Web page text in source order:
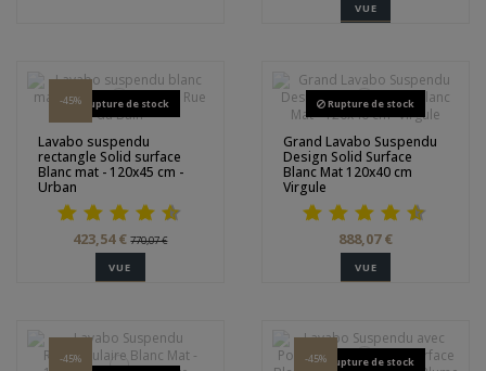
VUE
-45%Rupture de stock
Lavabo suspendu
rectangle Solid surface
Blanc mat - 120x45 cm -
Urban
423,54 €770,07 €
VUE
Rupture de stock
Grand Lavabo Suspendu
Design Solid Surface
Blanc Mat 120x40 cm
Virgule
888,07 €
VUE
-45%
-45%Rupture de stock